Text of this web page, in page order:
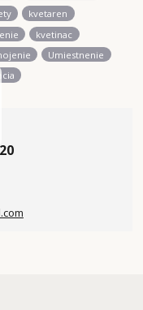
kvetaren
kvetinac
Umiestnenie